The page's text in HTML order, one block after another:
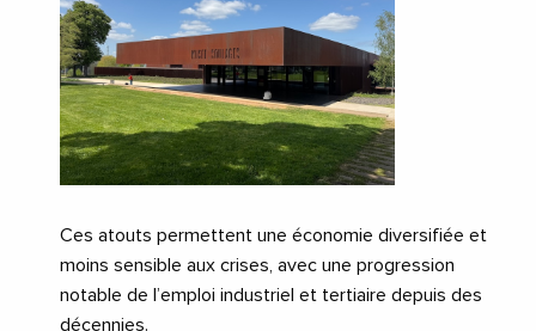
Ces atouts permettent une économie diversifiée et
moins sensible aux crises, avec une progression
notable de l’emploi industriel et tertiaire depuis des
décennies.